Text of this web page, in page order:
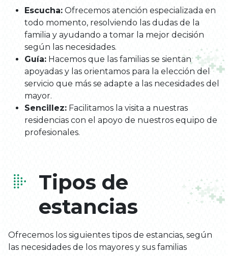
Escucha: Ofrecemos atención especializada en
todo momento, resolviendo las dudas de la
familia y ayudando a tomar la mejor decisión
según las necesidades.
Guía: Hacemos que las familias se sientan
apoyadas y las orientamos para la elección del
servicio que más se adapte a las necesidades del
mayor.
Sencillez: Facilitamos la visita a nuestras
residencias con el apoyo de nuestros equipo de
profesionales.
Tipos de
estancias
Ofrecemos los siguientes tipos de estancias, según
las necesidades de los mayores y sus familias